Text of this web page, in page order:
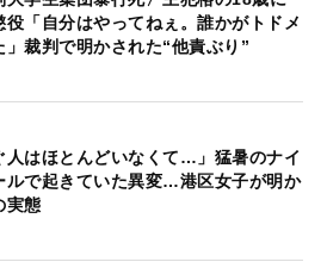
役「自分はやってねぇ。誰かがトドメ
」裁判で明かされた“他責ぶり”
人はほとんどいなくて…」猛暑のナイ
ルで起きていた異変…港区女子が明か
実態